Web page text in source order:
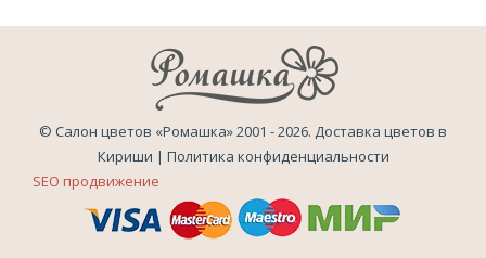
© Салон цветов «Ромашка» 2001 - 2026. Доставка цветов в
Кириши | Политика конфиденциальности
SEO продвижение